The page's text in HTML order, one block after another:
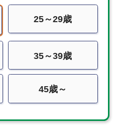
25～29歳
35～39歳
45歳～